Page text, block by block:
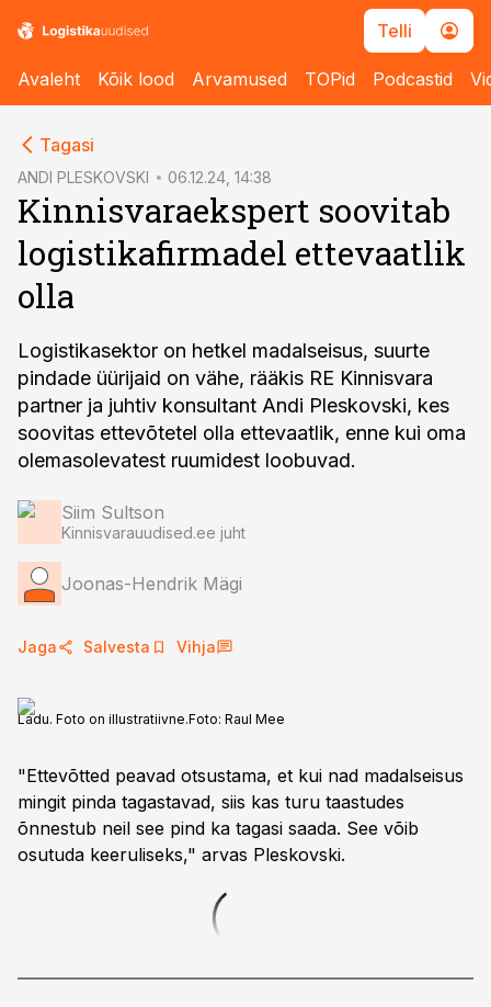
Telli
Avaleht Kõik lood Arvamused TOPid Podcastid
Tagasi
ANDI PLESKOVSKI 06.12.24, 14:38
Kinnisvaraekspert soovitab
logistikafirmadel ettevaatlik
olla
Logistikasektor on hetkel madalseisus, suurte
pindade üürijaid on vähe, rääkis RE Kinnisvara
partner ja juhtiv konsultant Andi Pleskovski, kes
soovitas ettevõtetel olla ettevaatlik, enne kui oma
olemasolevatest ruumidest loobuvad.
Siim Sultson
Kinnisvarauudised.ee juht
Joonas-Hendrik Mägi
Jaga Salvesta Vihja
Ladu. Foto on illustratiivne.Foto: Raul Mee
"Ettevõtted peavad otsustama, et kui nad madalseisus
mingit pinda tagastavad, siis kas turu taastudes
õnnestub neil see pind ka tagasi saada. See võib
osutuda keeruliseks," arvas Pleskovski.